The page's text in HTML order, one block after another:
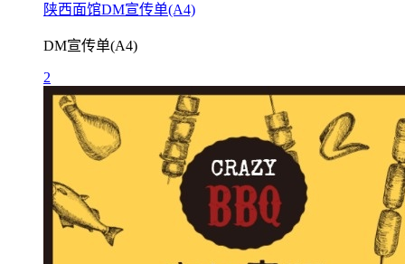
陕西面馆DM宣传单(A4)
DM宣传单(A4)
2